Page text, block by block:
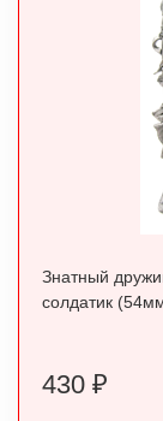
Знатный
солдатик
430 ₽